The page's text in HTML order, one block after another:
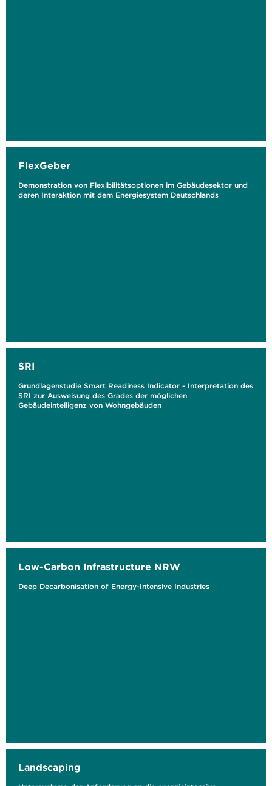
FlexGeber
Demonstration von Flexibilitätsoptionen im Gebäudesektor und
deren Interaktion mit dem Energiesystem Deutschlands
SRI
Grundlagenstudie Smart Readiness Indicator - Interpretation des
SRI zur Ausweisung des Grades der möglichen
Gebäudeintelligenz von Wohngebäuden
Low-Carbon Infrastructure NRW
Deep Decarbonisation of Energy-Intensive Industries
Landscaping